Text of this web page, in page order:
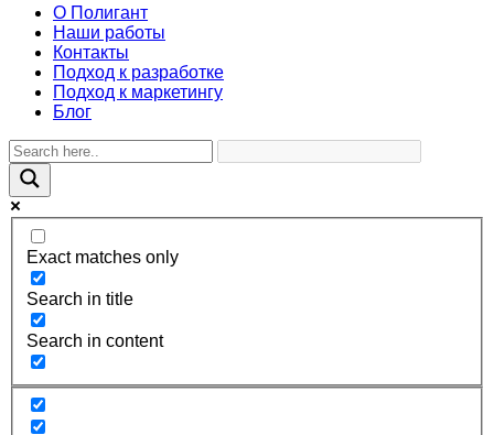
О Полигант
Наши работы
Контакты
Подход к разработке
Подход к маркетингу
Блог
Exact matches only
Search in title
Search in content